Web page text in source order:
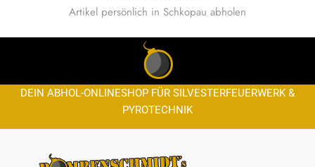
Artikel persönlich in Schkopau abholen
DEIN ABHOL-ONLINESHOP FÜR SILVESTERFEUERWERK &
PYROTECHNIK